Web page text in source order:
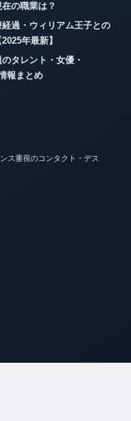
の職業は？
過・ウィリアム王子との
年最新】
タレント・女優・
報まとめ
ス重視のコンタクト・デス